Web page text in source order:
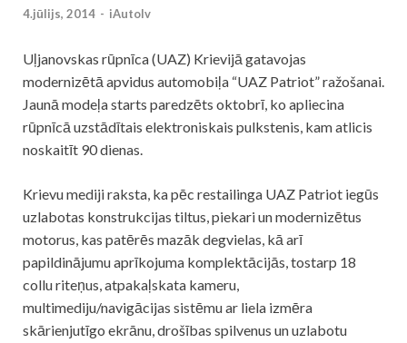
4.jūlijs, 2014 - iAutolv
Uļjanovskas rūpnīca (UAZ) Krievijā gatavojas
modernizētā apvidus automobiļa “UAZ Patriot” ražošanai.
Jaunā modeļa starts paredzēts oktobrī, ko apliecina
rūpnīcā uzstādītais elektroniskais pulkstenis, kam atlicis
noskaitīt 90 dienas.
Krievu mediji raksta, ka pēc restailinga UAZ Patriot iegūs
uzlabotas konstrukcijas tiltus, piekari un modernizētus
motorus, kas patērēs mazāk degvielas, kā arī
papildinājumu aprīkojuma komplektācijās, tostarp 18
collu riteņus, atpakaļskata kameru,
multimediju/navigācijas sistēmu ar liela izmēra
skārienjutīgo ekrānu, drošības spilvenus un uzlabotu